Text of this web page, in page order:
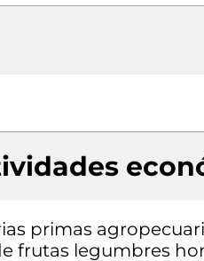
primas
frutas legumbres